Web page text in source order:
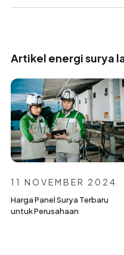
Artikel energi surya
11 NOVEMBER 2024
Harga Panel Surya Terbaru
untuk Perusahaan